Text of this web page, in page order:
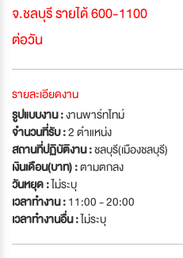
จ.ชลบุรี รายได้ 600-1100
ต่อวัน
รายละเอียดงาน
รูปแบบงาน :งานพาร์ทไทม์
จำนวนที่รับ :2 ตำแหน่ง
สถานที่ปฏิบัติงาน :ชลบุรี(เมืองชลบุรี)
เงินเดือน(บาท) :ตามตกลง
วันหยุด :ไม่ระบุ
เวลาทำงาน :11:00 - 20:00
เวลาทำงานอื่น :ไม่ระบุ